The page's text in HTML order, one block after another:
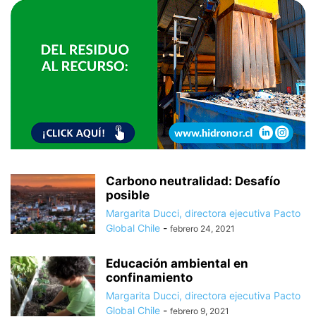
Carbono neutralidad: Desafío
posible
Margarita Ducci, directora ejecutiva Pacto
Global Chile - febrero 24, 2021
Educación ambiental en
confinamiento
Margarita Ducci, directora ejecutiva Pacto
Global Chile - febrero 9, 2021